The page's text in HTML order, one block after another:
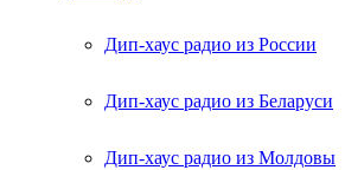
Дип-хаус радио из России
Дип-хаус радио из Беларуси
Дип-хаус радио из Молдовы